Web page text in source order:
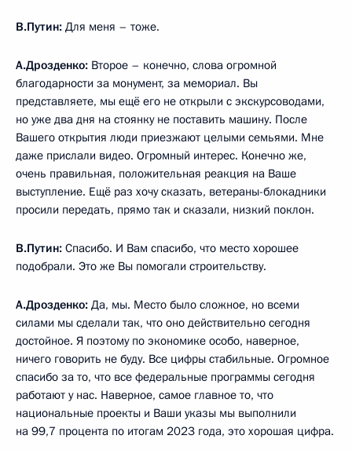
В.Путин: Для меня – тоже.
А.Дрозденко: Второе – конечно, слова огромной
благодарности за монумент, за мемориал. Вы
представляете, мы ещё его не открыли с экскурсоводами,
но уже два дня на стоянку не поставить машину. После
Вашего открытия люди приезжают целыми семьями. Мне
даже прислали видео. Огромный интерес. Конечно же,
очень правильная, положительная реакция на Ваше
выступление. Ещё раз хочу сказать, ветераны-блокадники
просили передать, прямо так и сказали, низкий поклон.
В.Путин: Спасибо. И Вам спасибо, что место хорошее
подобрали. Это же Вы помогали строительству.
А.Дрозденко: Да, мы. Место было сложное, но всеми
силами мы сделали так, что оно действительно сегодня
достойное. Я поэтому по экономике особо, наверное,
ничего говорить не буду. Все цифры стабильные. Огромное
спасибо за то, что все федеральные программы сегодня
работают у нас. Наверное, самое главное то, что
национальные проекты и Ваши указы мы выполнили
на 99,7 процента по итогам 2023 года, это хорошая цифра.